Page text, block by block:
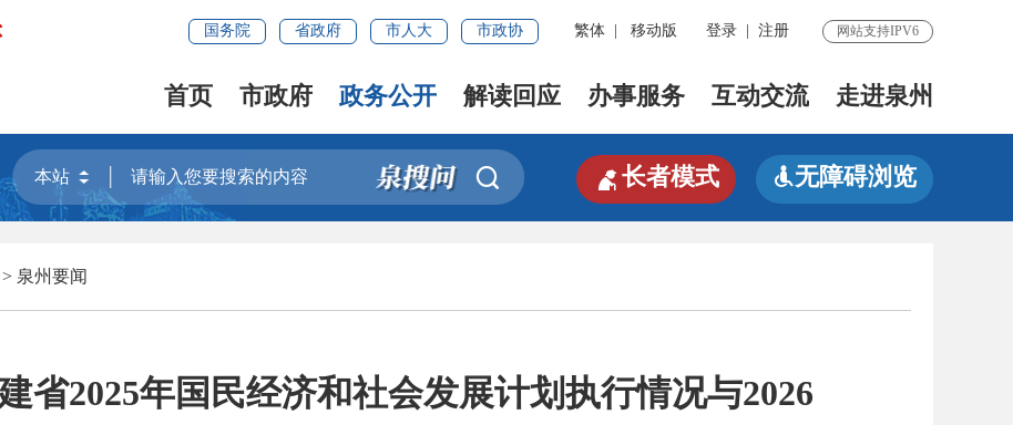
国务院 省政府 市人大 市政协 繁体 移动版 登录 注册 网站支持IPV6
首页 市政府 政务公开 解读回应 办事服务 互动交流 走进泉州
 长者模式 无障碍浏览
> 泉州要闻
省2025年国民经济和社会发展计划执行情况与2026